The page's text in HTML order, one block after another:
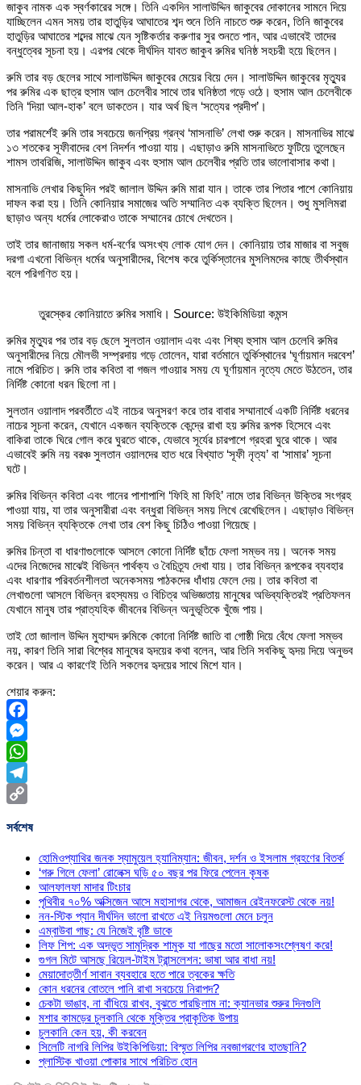
জাকুব নামক এক স্বর্ণকারের সঙ্গে। তিনি একদিন সালাউদ্দিন জাকুবের দোকানের সামনে দিয়ে
যাচ্ছিলেন এমন সময় তার হাতুড়ির আঘাতের শব্দ শুনে তিনি নাচতে শুরু করেন, তিনি জাকুবের
হাতুড়ির আঘাতের শব্দের মাঝে যেন সৃষ্টিকর্তার করুণার সুর শুনতে পান, আর এভাবেই তাদের
বন্ধুত্বের সূচনা হয়। এরপর থেকে দীর্ঘদিন যাবত জাকুব রুমির ঘনিষ্ঠ সহচরী হয়ে ছিলেন।
রুমি তার বড় ছেলের সাথে সালাউদ্দিন জাকুবের মেয়ের বিয়ে দেন। সালাউদ্দিন জাকুবের মৃত্যুর
পর রুমির এক ছাত্র হুসাম আল চেলেবীর সাথে তার ঘনিষ্ঠতা গড়ে ওঠে। হুসাম আল চেলেবীকে
তিনি ‘দিয়া আল-হাক’ বলে ডাকতেন। যার অর্থ ছিল ‘সত্যের প্রদীপ’।
তার পরামর্শেই রুমি তার সবচেয়ে জনপ্রিয় গ্রন্থ ‘মাসনাভি’ লেখা শুরু করেন। মাসনাভির মাঝে
১৩ শতকের সূফীবাদের বেশ নিদর্শন পাওয়া যায়। এছাড়াও রুমি মাসনাভিতে ফুটিয়ে তুলেছেন
শামস তাবরিজি, সালাউদ্দিন জাকুব এবং হুসাম আল চেলেবীর প্রতি তার ভালোবাসার কথা।
মাসনাভি লেখার কিছুদিন পরই জালাল উদ্দিন রুমি মারা যান। তাকে তার পিতার পাশে কোনিয়ায়
দাফন করা হয়। তিনি কোনিয়ার সমাজের অতি সম্মানিত এক ব্যক্তি ছিলেন। শুধু মুসলিমরা
ছাড়াও অন্য ধর্মের লোকেরাও তাকে সম্মানের চোখে দেখতেন।
তাই তার জানাজায় সকল ধর্ম-বর্ণের অসংখ্য লোক যোগ দেন। কোনিয়ায় তার মাজার বা সবুজ
দরগা এখনো বিভিন্ন ধর্মের অনুসারীদের, বিশেষ করে তুর্কিস্তানের মুসলিমদের কাছে তীর্থস্থান
বলে পরিগণিত হয়।
তুরস্কের কোনিয়াতে রুমির সমাধি। Source: উইকিমিডিয়া কমন্স
রুমির মৃত্যুর পর তার বড় ছেলে সুলতান ওয়ালাদ এবং এবং শিষ্য হুসাম আল চেলেবি রুমির
অনুসারীদের নিয়ে মৌলভী সম্প্রদায় গড়ে তোলেন, যারা বর্তমানে তুর্কিস্থানের ‘ঘূর্ণায়মান দরবেশ’
নামে পরিচিত। রুমি তার কবিতা বা গজল গাওয়ার সময় যে ঘূর্ণায়মান নৃত্যে মেতে উঠতেন, তার
নির্দিষ্ট কোনো ধরন ছিলো না।
সুলতান ওয়ালাদ পরবর্তীতে এই নাচের অনুসরণ করে তার বাবার সম্মানার্থে একটি নির্দিষ্ট ধরনের
নাচের সূচনা করেন, যেখানে একজন ব্যক্তিকে কেন্দ্রে রাখা হয় রুমির রূপক হিসেবে এবং
বাকিরা তাকে ঘিরে গোল করে ঘুরতে থাকে, যেভাবে সূর্যের চারপাশে গ্রহরা ঘুরে থাকে। আর
এভাবেই রুমি নয় বরঞ্চ সুলতান ওয়ালদের হাত ধরে বিখ্যাত ‘সূফী নৃত্য’ বা ‘সামার’ সূচনা
ঘটে।
রুমির বিভিন্ন কবিতা এবং গানের পাশাপাশি ‘ফিহি মা ফিহি’ নামে তার বিভিন্ন উক্তির সংগ্রহ
পাওয়া যায়, যা তার অনুসারীরা এবং বন্ধুরা বিভিন্ন সময় লিখে রেখেছিলেন। এছাড়াও বিভিন্ন
সময় বিভিন্ন ব্যক্তিকে লেখা তার বেশ কিছু চিঠিও পাওয়া গিয়েছে।
রুমির চিন্তা বা ধারণাগুলোকে আসলে কোনো নির্দিষ্ট ছাঁচে ফেলা সম্ভব নয়। অনেক সময়
এদের নিজেদের মাঝেই বিভিন্ন পার্থক্য ও বৈচিত্র্য দেখা যায়। তার বিভিন্ন রূপকের ব্যবহার
এবং ধারণার পরিবর্তনশীলতা অনেকসময় পাঠকদের ধাঁধায় ফেলে দেয়। তার কবিতা বা
লেখাগুলো আসলে বিভিন্ন রহস্যময় ও বিচিত্র অভিজ্ঞতায় মানুষের অভিব্যক্তিরই প্রতিফলন
যেখানে মানুষ তার প্রাত্যহিক জীবনের বিভিন্ন অনুভূতিকে খুঁজে পায়।
তাই তো জালাল উদ্দিন মুহাম্মদ রুমিকে কোনো নির্দিষ্ট জাতি বা গোষ্ঠী দিয়ে বেঁধে ফেলা সম্ভব
নয়, কারণ তিনি সারা বিশ্বের মানুষের হৃদয়ের কথা বলেন, আর তিনি সবকিছু হৃদয় দিয়ে অনুভব
করেন। আর এ কারণেই তিনি সকলের হৃদয়ের সাথে মিশে যান।
শেয়ার করুন:
Facebook
Messenger
WhatsApp
Telegram
Link
সর্বশেষ
হোমিওপ্যাথির জনক স্যামুয়েল হ্যানিম্যান: জীবন, দর্শন ও ইসলাম গ্রহণের বিতর্ক
‘গরু গিলে ফেলা’ রোলেক্স ঘড়ি ৫০ বছর পর ফিরে পেলেন কৃষক
আলফালফা মাদার টিংচার
পৃথিবীর ৭০% অক্সিজেন আসে মহাসাগর থেকে, আমাজন রেইনফরেস্ট থেকে নয়!
নন-স্টিক প্যান দীর্ঘদিন ভালো রাখতে এই নিয়মগুলো মেনে চলুন
এম্বাউবা গাছ: যে নিজেই বৃষ্টি ডাকে
লিফ শিপ: এক অদ্ভুত সামুদ্রিক শামুক যা গাছের মতো সালোকসংশ্লেষণ করে!
গুগল মিটে আসছে রিয়েল-টাইম ট্রান্সলেশন: ভাষা আর বাধা নয়!
মেয়াদোত্তীর্ণ সাবান ব্যবহারে হতে পারে ত্বকের ক্ষতি
কোন ধরনের বোতলে পানি রাখা সবচেয়ে নিরাপদ?
চেকটা ভাঙাব, না বাঁধিয়ে রাখব, বুঝতে পারছিলাম না: ক্যানভার শুরুর দিনগুলি
মশার কামড়ের চুলকানি থেকে মুক্তির প্রাকৃতিক উপায়
চুলকানি কেন হয়, কী করবেন
সিলেটি নাগরি লিপির উইকিপিডিয়া: বিস্মৃত লিপির নবজাগরণের হাতছানি?
প্লাস্টিক খাওয়া পোকার সাথে পরিচিত হোন